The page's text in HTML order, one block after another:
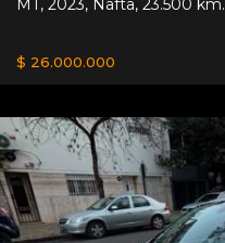
MT , 2023, Nafta, 23.500 km.
$ 26.000.000